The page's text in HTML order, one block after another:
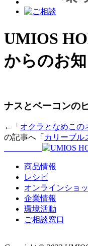
UMIOS
からのお
ナスとベーコンの
←「 オクラとなめこの
の記事へ「 カリーブ
商品情報
レシピ
オンラインショ
企業情報
環境活動
ご相談窓口